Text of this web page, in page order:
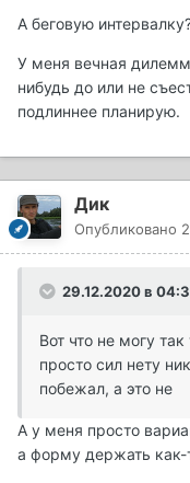
А беговую
У меня вечная
нибудь до или не
подлиннее планирую.
Дик
Опубликовано
29.12.2020 в
Вот что не могу
просто сил нету
побежал, а это не
А у меня просто
а форму держать как-